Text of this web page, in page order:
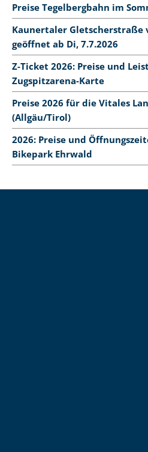
Preise Tegelbergbahn im
Kaunertaler
geöffnet ab Di, 7.7.2026
Z-Ticket 2026: Preise und
Zugspitzarena-Karte
Preise 2026 für die Vitales
(Allgäu/Tirol)
2026: Preise und
Bikepark Ehrwald